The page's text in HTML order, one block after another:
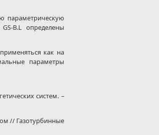
параметрическую
B.L определены
как на
параметры
систем. –
// Газотурбинные